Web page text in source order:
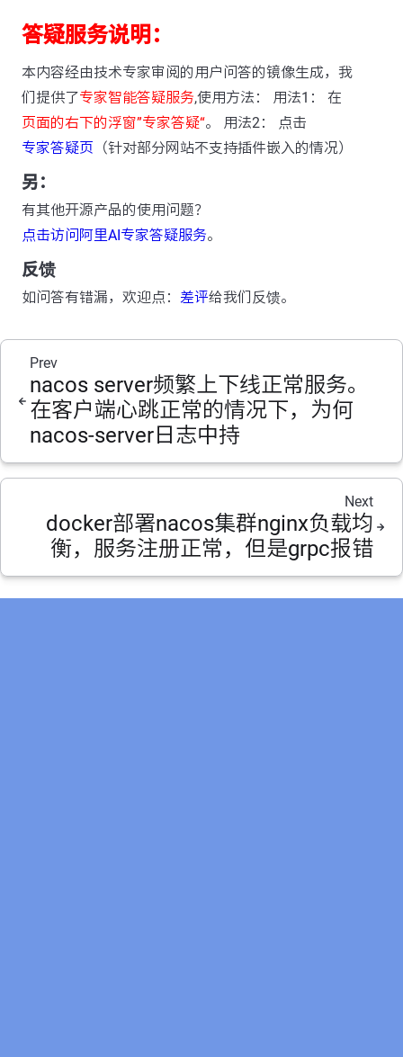
答疑服务说明：
本内容经由技术专家审阅的用户问答的镜像生成，我
们提供了专家智能答疑服务,使用方法： 用法1： 在
页面的右下的浮窗”专家答疑“。 用法2： 点击
专家答疑页 （针对部分网站不支持插件嵌入的情况）
另：
有其他开源产品的使用问题？
点击访问阿里AI专家答疑服务。
反馈
如问答有错漏，欢迎点： 差评给我们反馈。
Prev
nacos server频繁上下线正常服务。
在客户端心跳正常的情况下，为何
nacos-server日志中持
Next
docker部署nacos集群nginx负载均
衡，服务注册正常，但是grpc报错